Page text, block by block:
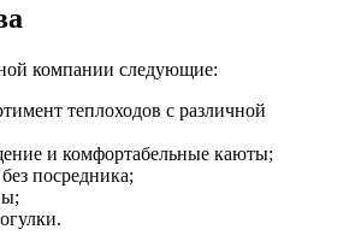
компании следующие:
теплоходов с различной
и комфортабельные каюты;
посредника;